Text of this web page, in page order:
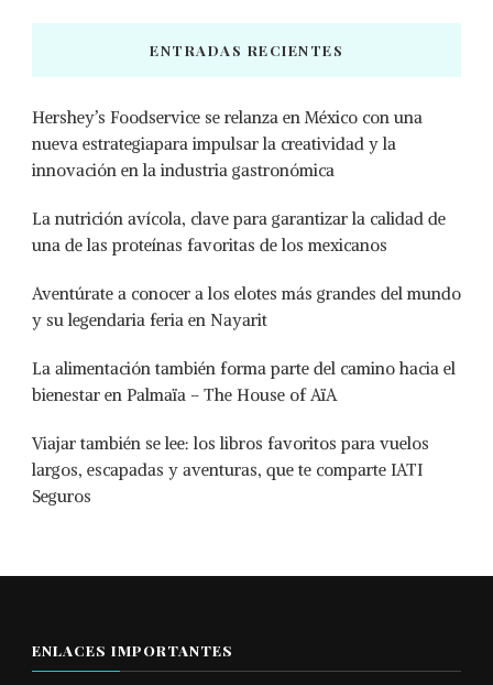
ENTRADAS RECIENTES
Hershey’s Foodservice se relanza en México con una
nueva estrategiapara impulsar la creatividad y la
innovación en la industria gastronómica
La nutrición avícola, clave para garantizar la calidad de
una de las proteínas favoritas de los mexicanos
Aventúrate a conocer a los elotes más grandes del mundo
y su legendaria feria en Nayarit
La alimentación también forma parte del camino hacia el
bienestar en Palmaïa – The House of AïA
Viajar también se lee: los libros favoritos para vuelos
largos, escapadas y aventuras, que te comparte IATI
Seguros
ENLACES IMPORTANTES